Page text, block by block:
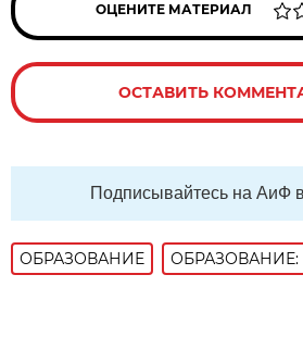
ОЦЕНИТЕ МАТЕРИАЛ
ОСТАВИТЬ
Подписывайтесь на АиФ в
ОБРАЗОВАНИЕ ОБРАЗОВАНИЕ: